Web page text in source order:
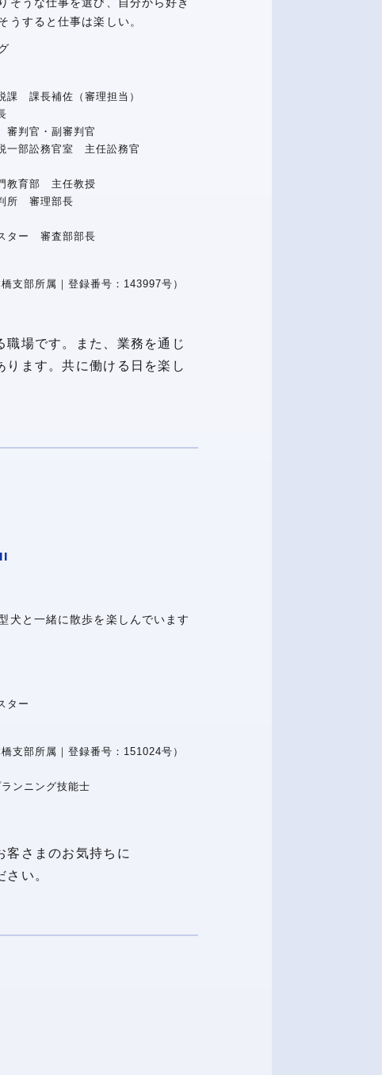
うすると仕事は楽しい。
課 課長補佐（審理担当）
判官・副審判官
一部訟務官室 主任訟務官
教育部 主任教授
所 審理部長
ター 審査部部長
支部所属｜登録番号：143997号）
場です。また、業務を通じ
ます。共に働ける日を楽し
犬と一緒に散歩を楽しんでいます
ター
支部所属｜登録番号：151024号）
ンニング技能士
客さまのお気持ちに
い。